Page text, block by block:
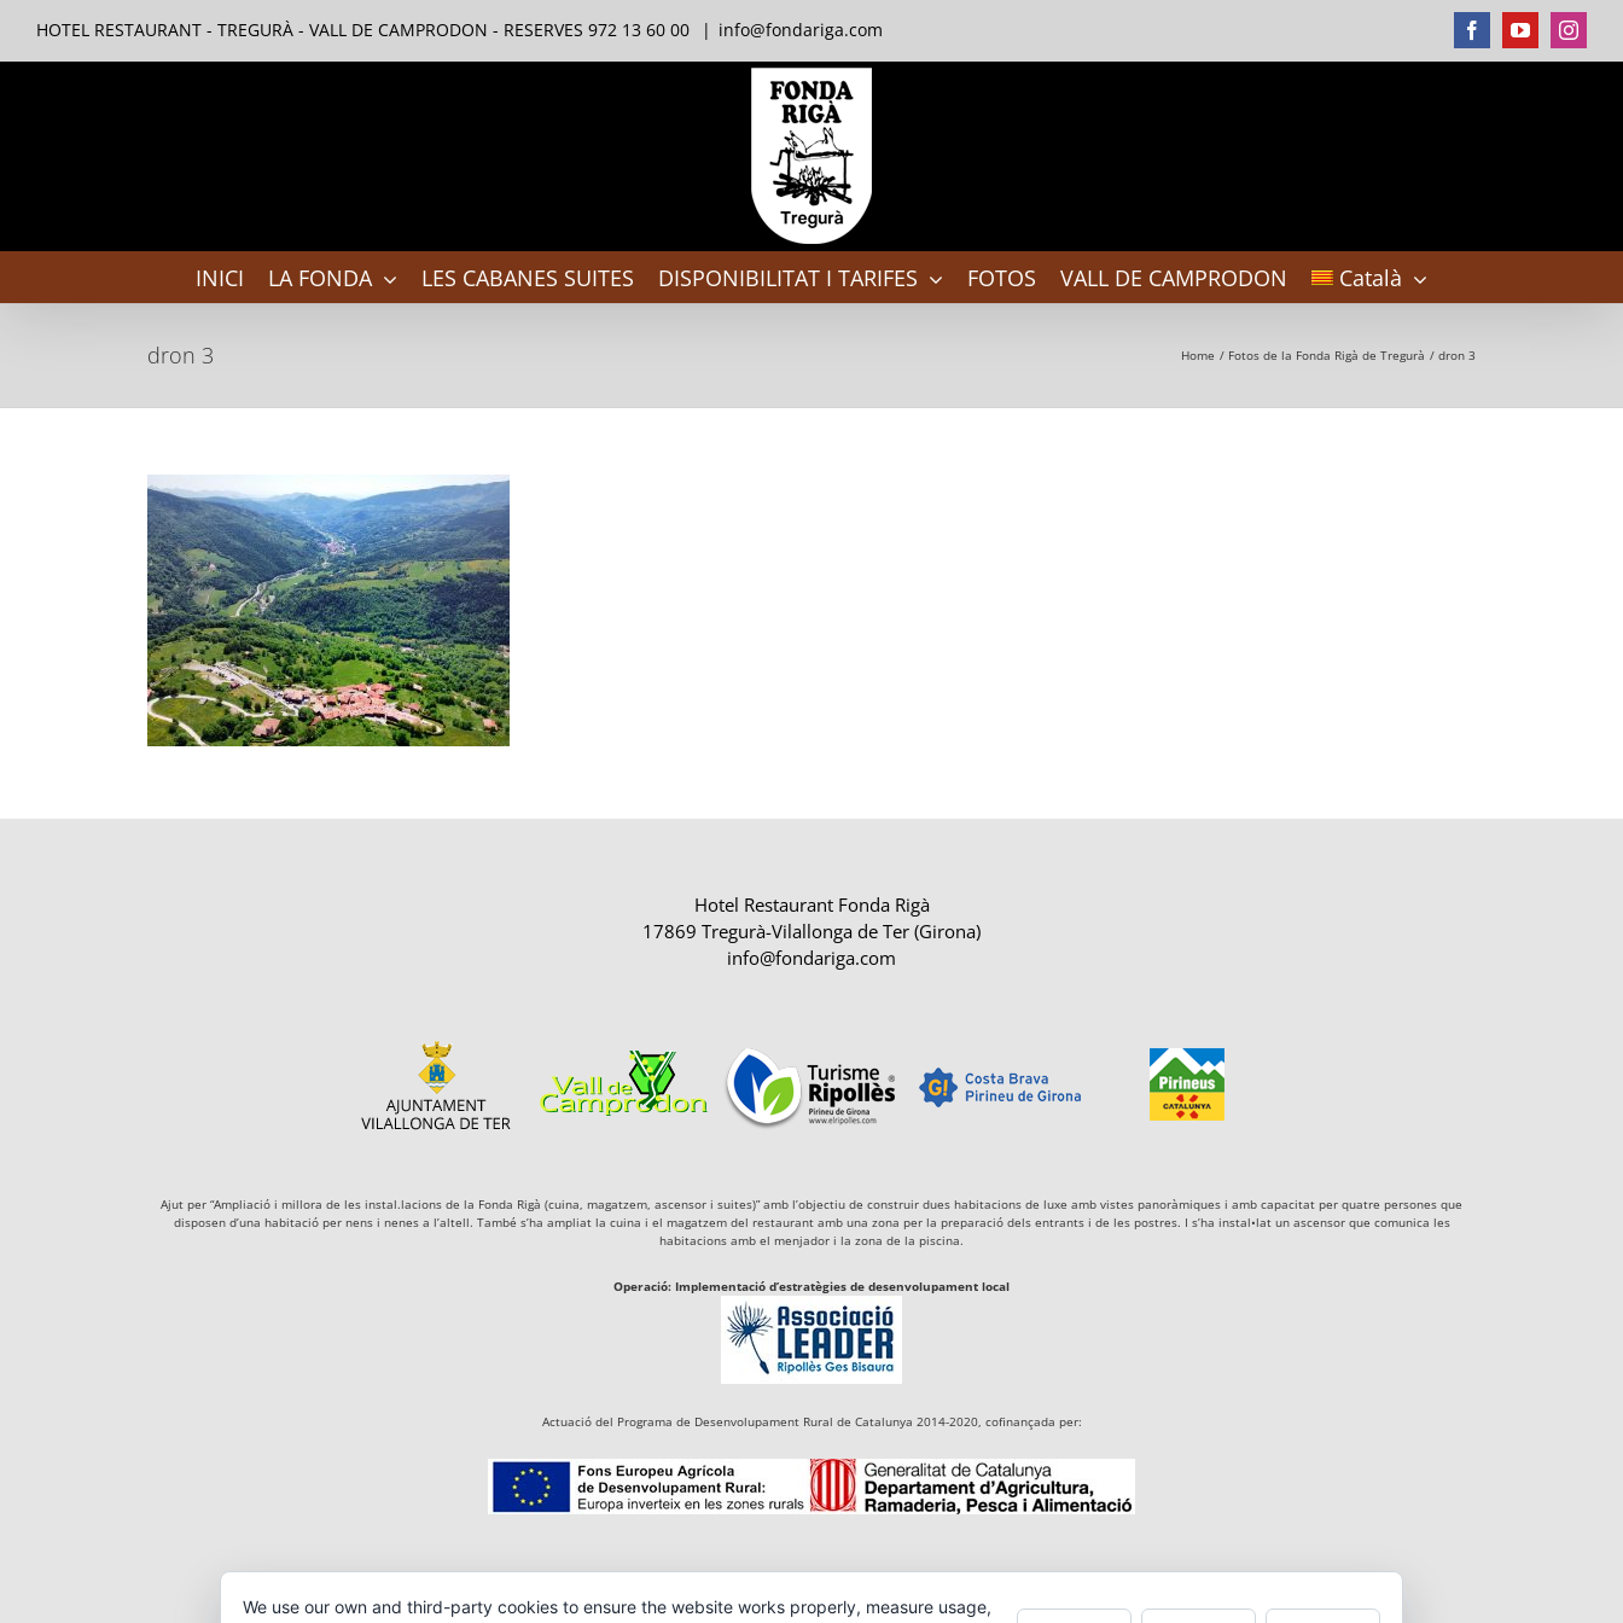
content
HOTEL RESTAURANT - TREGURÀ - VALL DE CAMPRODON - RESERVES 972 13 60 00 | info@fondariga.com FacebookYouTube
INICI LA FONDA LES CABANES SUITES DISPONIBILITAT I TARIFES FOTOS VALL DE CAMPRODON Català
dron 3 Home Fotos de la Fonda Rigà de Tregurà dron 3
Hotel Restaurant Fonda Rigà
17869 Tregurà-Vilallonga de Ter (Girona)
info@fondariga.com
Ajut per “Ampliació i millora de les instal.lacions de la Fonda Rigà (cuina, magatzem, ascensor i suites)” amb l’objectiu de construir dues habitacions de luxe amb vistes panoràmiques i amb capacitat per quatre persones que
disposen d’una habitació per nens i nenes a l’altell. També s’ha ampliat la cuina i el magatzem del restaurant amb una zona per la preparació dels entrants i de les postres. I s’ha instal•lat un ascensor que comunica les
habitacions amb el menjador i la zona de la piscina.
Operació: Implementació d’estratègies de desenvolupament local
Actuació del Programa de Desenvolupament Rural de Catalunya 2014-2020, cofinançada per:
We use our own and third-party cookies to ensure the website works properly, measure usage,